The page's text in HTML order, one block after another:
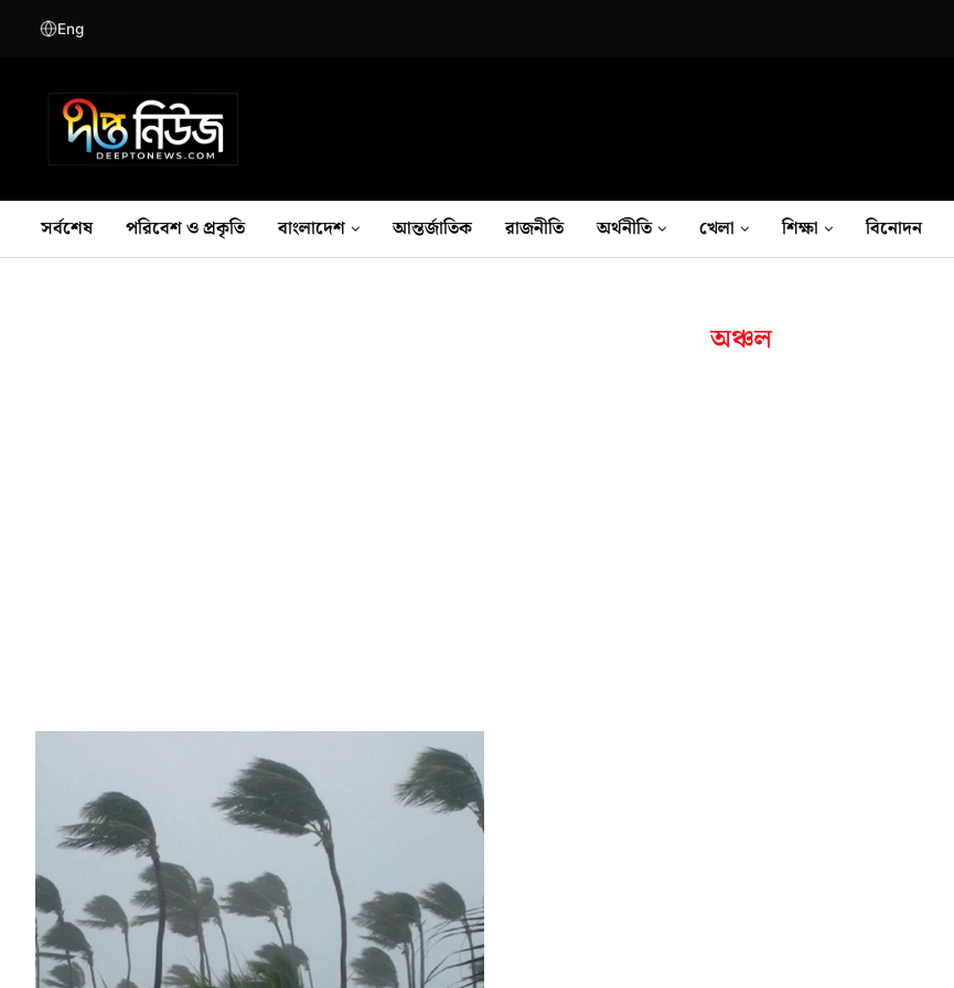
Eng
সর্বশেষ পরিবেশ ও প্রকৃতি বাংলাদেশ আন্তর্জাতিক রাজনীতি অর্থনীতি খেলা শিক্ষা বিনোদন
অঞ্চল